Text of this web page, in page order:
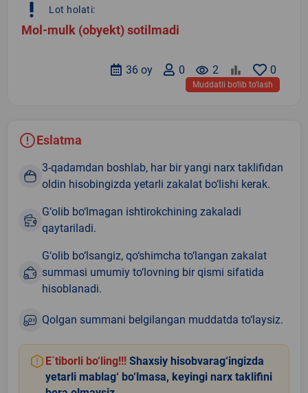
priority_high Lot holati:
Mol-mulk (obyekt) sotilmadi
0
remove_red_eye 2
0
36 oy
Muddatli bo‘lib to‘lash
Eslatma
3-qadamdan boshlab, har bir yangi narx taklifidan
oldin hisobingizda yetarli zakalat bo‘lishi kerak.
G‘olib bo‘lmagan ishtirokchining zakaladi
qaytariladi.
G‘olib bo‘lsangiz, qo‘shimcha to‘langan zakalat
summasi umumiy to‘lovning bir qismi sifatida
hisoblanadi.
Qolgan summani belgilangan muddatda to‘laysiz.
E`tiborli bo‘ling!!! Shaxsiy hisobvarag‘ingizda
yetarli mablag‘ bo‘lmasa, keyingi narx taklifini